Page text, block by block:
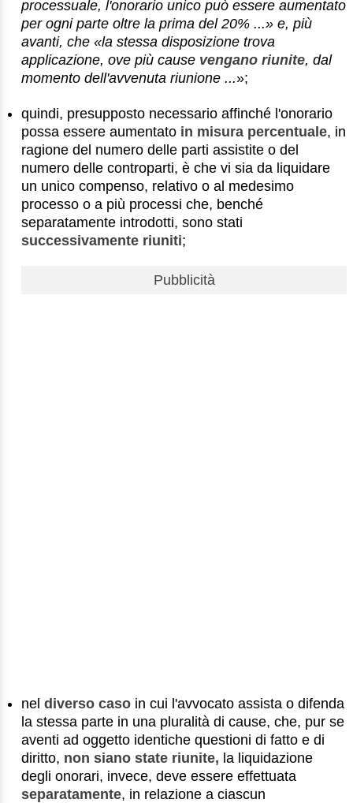
processuale, l'onorario unico può essere aumentato
per ogni parte oltre la prima del 20% ...» e, più
avanti, che «la stessa disposizione trova
applicazione, ove più cause vengano riunite, dal
momento dell'avvenuta riunione ...»;
quindi, presupposto necessario affinché l'onorario
possa essere aumentato in misura percentuale, in
ragione del numero delle parti assistite o del
numero delle controparti, è che vi sia da liquidare
un unico compenso, relativo o al medesimo
processo o a più processi che, benché
separatamente introdotti, sono stati
successivamente riuniti;
Pubblicità
neldiverso caso in cui l'avvocato assista o difenda
la stessa parte in una pluralità di cause, che, pur se
aventi ad oggetto identiche questioni di fatto e di
diritto, non siano state riunite, la liquidazione
degli onorari, invece, deve essere effettuata
separatamente, in relazione a ciascun